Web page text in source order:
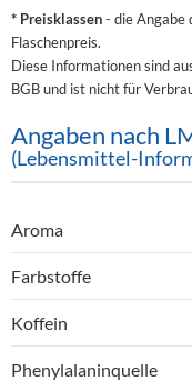
* Preisklassen- die Angabe
Flaschenpreis.
Diese Informationen sind
BGB und ist nicht für
Angaben nach
(Lebensmittel-
Aroma
Farbstoffe
Koffein
Phenylalaninquelle